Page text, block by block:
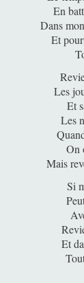
En
Dans
Et
Les
Et
Les
On
Mais
Si
Et